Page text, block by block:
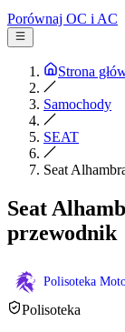
Porównaj OC i AC
Strona
Samochody
SEAT
Seat
Seat
przewodnik
Polisoteka
Polisoteka